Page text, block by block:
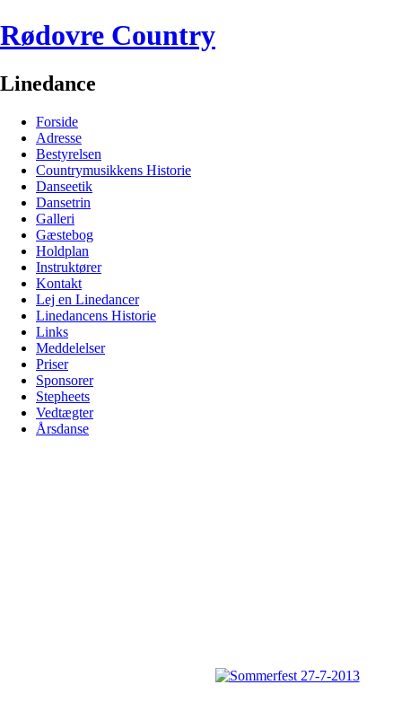
Rødovre Country
Linedance
Forside
Adresse
Bestyrelsen
Countrymusikkens Historie
Danseetik
Dansetrin
Galleri
Gæstebog
Holdplan
Instruktører
Kontakt
Lej en Linedancer
Linedancens Historie
Links
Meddelelser
Priser
Sponsorer
Stepheets
Vedtægter
Årsdanse